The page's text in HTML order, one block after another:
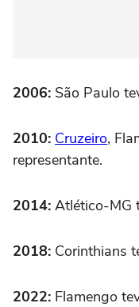
2006: São Paulo
2010: Cruzeiro,
representante.
2014: Atlético-MG
2018: Corinthians
2022: Flamengo